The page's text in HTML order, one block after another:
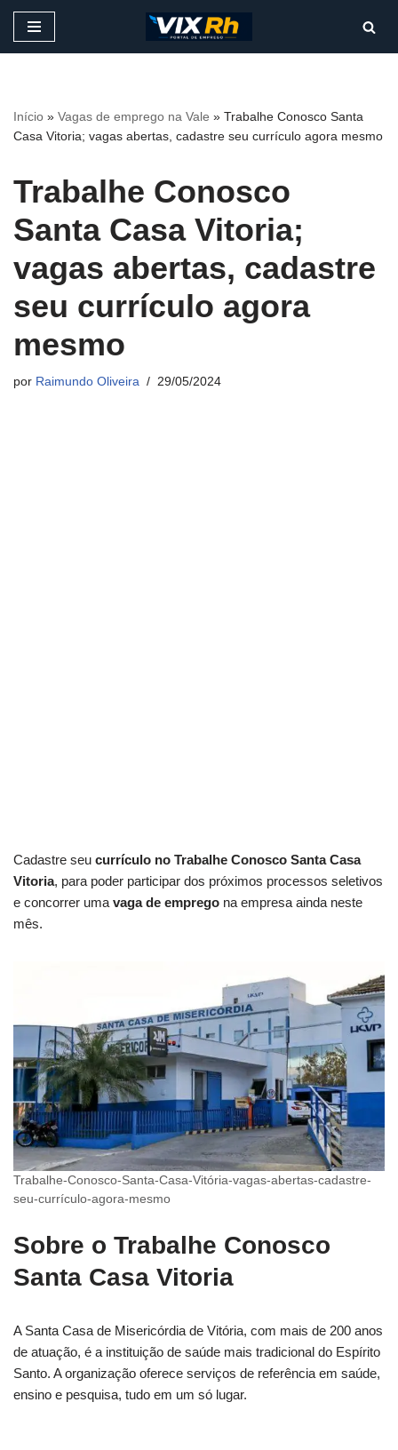
conteúdo
Início » Vagas de emprego na Vale » Trabalhe Conosco Santa
Casa Vitoria; vagas abertas, cadastre seu currículo agora mesmo
Trabalhe Conosco
Santa Casa Vitoria;
vagas abertas, cadastre
seu currículo agora
mesmo
por Raimundo Oliveira 29/05/2024
Cadastre seu currículo no Trabalhe Conosco Santa Casa
Vitoria, para poder participar dos próximos processos seletivos
e concorrer uma vaga de emprego na empresa ainda neste
mês.
Trabalhe-Conosco-Santa-Casa-Vitória-vagas-abertas-cadastre-
seu-currículo-agora-mesmo
Sobre o Trabalhe Conosco
Santa Casa Vitoria
A Santa Casa de Misericórdia de Vitória, com mais de 200 anos
de atuação, é a instituição de saúde mais tradicional do Espírito
Santo. A organização oferece serviços de referência em saúde,
ensino e pesquisa, tudo em um só lugar.